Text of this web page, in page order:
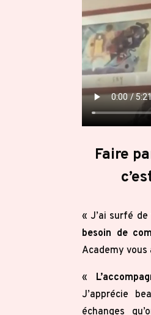
Faire
« J’ai surfé
besoin de
Academy
«
J’apprécie
échanges